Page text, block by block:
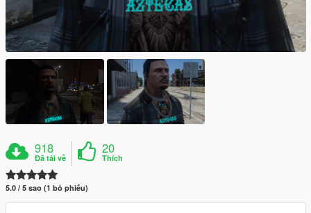
918
Đã tải về
20
Thích
5.0 / 5 sao (1 bỏ phiếu)